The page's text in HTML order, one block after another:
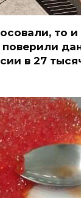
то
поверили
в 27